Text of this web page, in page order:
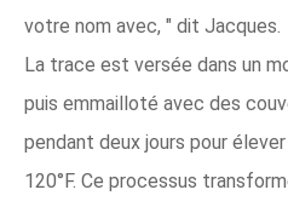
votre nom avec, " dit Jacques.
La trace est versée dans un
puis emmailloté avec des
pendant deux jours pour
120°F. Ce processus